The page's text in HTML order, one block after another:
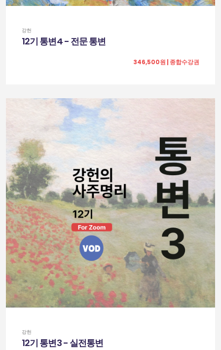
강헌
12기 통변4 - 전문 통변
346,500원 | 종합수강권
강헌
12기 통변3 - 실전통변